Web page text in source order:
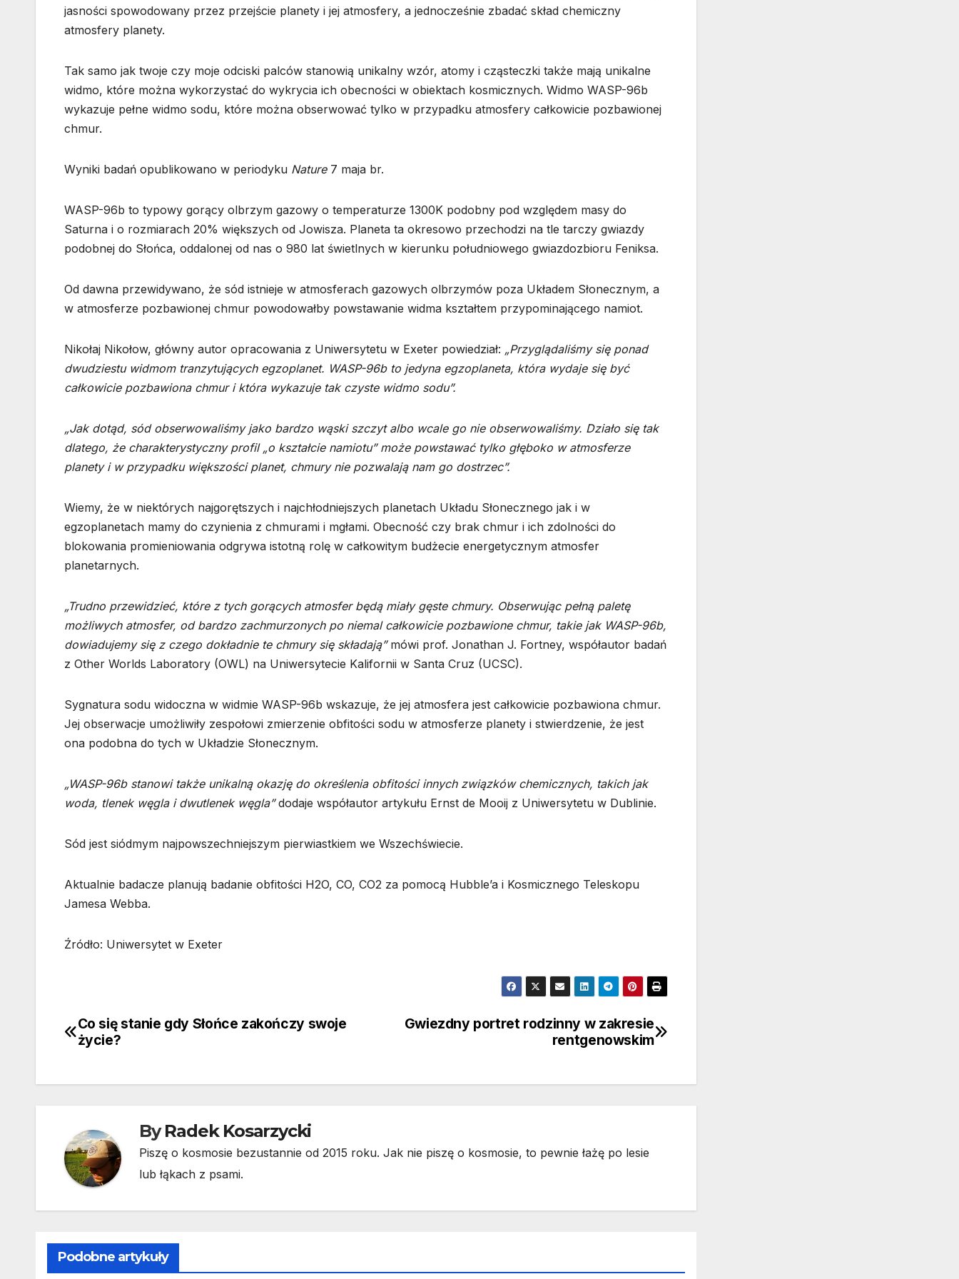
jasności spowodowany przez przejście planety i jej atmosfery, a jednocześnie zbadać skład chemiczny
atmosfery planety.
Tak samo jak twoje czy moje odciski palców stanowią unikalny wzór, atomy i cząsteczki także mają unikalne
widmo, które można wykorzystać do wykrycia ich obecności w obiektach kosmicznych. Widmo WASP-96b
wykazuje pełne widmo sodu, które można obserwować tylko w przypadku atmosfery całkowicie pozbawionej
chmur.
Wyniki badań opublikowano w periodyku Nature7 maja br.
WASP-96b to typowy gorący olbrzym gazowy o temperaturze 1300K podobny pod względem masy do
Saturna i o rozmiarach 20% większych od Jowisza. Planeta ta okresowo przechodzi na tle tarczy gwiazdy
podobnej do Słońca, oddalonej od nas o 980 lat świetlnych w kierunku południowego gwiazdozbioru Feniksa.
Od dawna przewidywano, że sód istnieje w atmosferach gazowych olbrzymów poza Układem Słonecznym, a
w atmosferze pozbawionej chmur powodowałby powstawanie widma kształtem przypominającego namiot.
Nikołaj Nikołow, główny autor opracowania z Uniwersytetu w Exeter powiedział: „Przyglądaliśmy się ponad
dwudziestu widmom tranzytujących egzoplanet. WASP-96b to jedyna egzoplaneta, która wydaje się być
całkowicie pozbawiona chmur i która wykazuje tak czyste widmo sodu”.
„Jak dotąd, sód obserwowaliśmy jako bardzo wąski szczyt albo wcale go nie obserwowaliśmy. Działo się tak
dlatego, że charakterystyczny profil „o kształcie namiotu” może powstawać tylko głęboko w atmosferze
planety i w przypadku większości planet, chmury nie pozwalają nam go dostrzec”.
Wiemy, że w niektórych najgorętszych i najchłodniejszych planetach Układu Słonecznego jak i w
egzoplanetach mamy do czynienia z chmurami i mgłami. Obecność czy brak chmur i ich zdolności do
blokowania promieniowania odgrywa istotną rolę w całkowitym budżecie energetycznym atmosfer
planetarnych.
„Trudno przewidzieć, które z tych gorących atmosfer będą miały gęste chmury. Obserwując pełną paletę
możliwych atmosfer, od bardzo zachmurzonych po niemal całkowicie pozbawione chmur, takie jak WASP-96b,
dowiadujemy się z czego dokładnie te chmury się składają”mówi prof. Jonathan J. Fortney, współautor badań
z Other Worlds Laboratory (OWL) na Uniwersytecie Kalifornii w Santa Cruz (UCSC).
Sygnatura sodu widoczna w widmie WASP-96b wskazuje, że jej atmosfera jest całkowicie pozbawiona chmur.
Jej obserwacje umożliwiły zespołowi zmierzenie obfitości sodu w atmosferze planety i stwierdzenie, że jest
ona podobna do tych w Układzie Słonecznym.
„WASP-96b stanowi także unikalną okazję do określenia obfitości innych związków chemicznych, takich jak
woda, tlenek węgla i dwutlenek węgla”dodaje współautor artykułu Ernst de Mooij z Uniwersytetu w Dublinie.
Sód jest siódmym najpowszechniejszym pierwiastkiem we Wszechświecie.
Aktualnie badacze planują badanie obfitości H2O, CO, CO2 za pomocą Hubble’a i Kosmicznego Teleskopu
Jamesa Webba.
Źródło: Uniwersytet w Exeter
Nawigacja
Gwiezdny portret rodzinny w zakresie
rentgenowskim
Co się stanie gdy Słońce zakończy swoje
życie?
ByRadek Kosarzycki
Piszę o kosmosie bezustannie od 2015 roku. Jak nie piszę o kosmosie, to pewnie łażę po lesie
lub łąkach z psami.
Podobne artykuły